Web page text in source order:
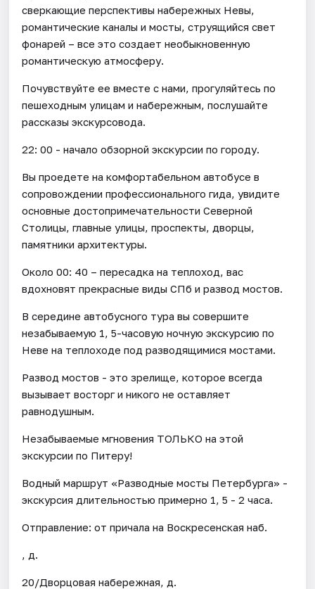
сверкающие перспективы набережных Невы,
романтические каналы и мосты, струящийся свет
фонарей – все это создает необыкновенную
романтическую атмосферу.
Почувствуйте ее вместе с нами, прогуляйтесь по
пешеходным улицам и набережным, послушайте
рассказы экскурсовода.
22: 00 - начало обзорной экскурсии по городу.
Вы проедете на комфортабельном автобусе в
сопровождении профессионального гида, увидите
основные достопримечательности Северной
Столицы, главные улицы, проспекты, дворцы,
памятники архитектуры.
Около 00: 40 – пересадка на теплоход, вас
вдохновят прекрасные виды СПб и развод мостов.
В середине автобусного тура вы совершите
незабываемую 1, 5-часовую ночную экскурсию по
Неве на теплоходе под разводящимися мостами.
Развод мостов - это зрелище, которое всегда
вызывает восторг и никого не оставляет
равнодушным.
Незабываемые мгновения ТОЛЬКО на этой
экскурсии по Питеру!
Водный маршрут «Разводные мосты Петербурга» -
экскурсия длительностью примерно 1, 5 - 2 часа.
Отправление: от причала на Воскресенская наб.
, д.
20/Дворцовая набережная, д.